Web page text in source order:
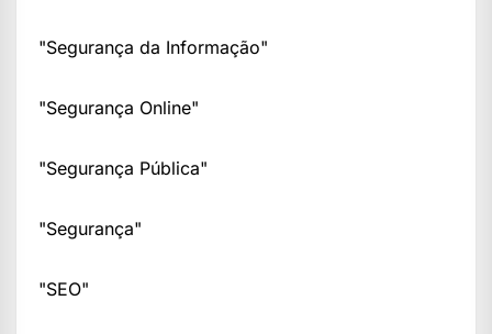
"Segurança da Informação"
"Segurança Online"
"Segurança Pública"
"Segurança"
"SEO"